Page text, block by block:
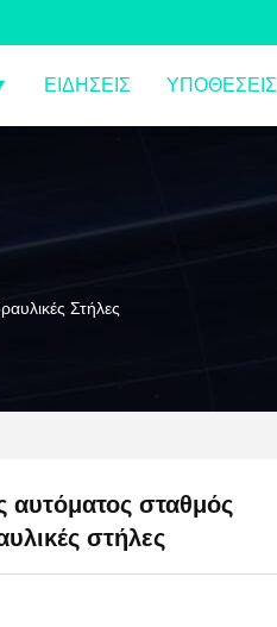
ΕΙΔΉΣΕΙΣ ΥΠΟΘΈΣΕΙΣ
Στήλες
αυτόματος σταθμός
στήλες